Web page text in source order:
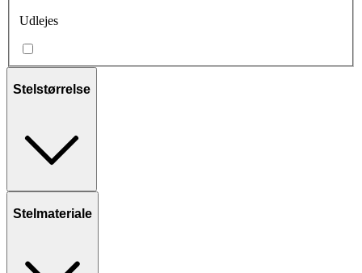
Udlejes
Stelstørrelse
Stelmateriale